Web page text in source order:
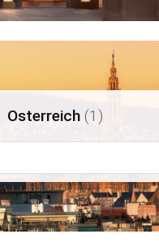
Osterreich (1)